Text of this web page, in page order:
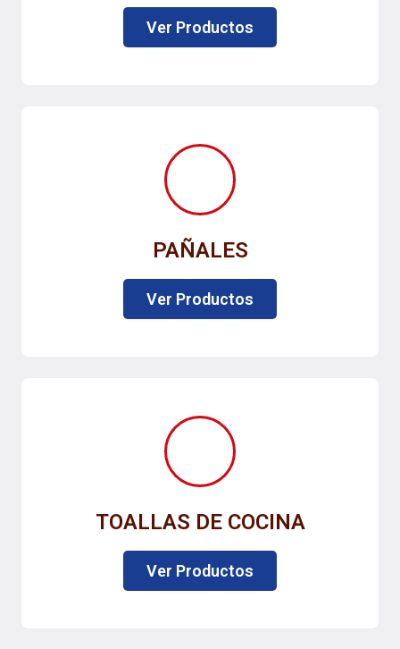
Ver Productos
PAÑALES
Ver Productos
TOALLAS DE COCINA
Ver Productos